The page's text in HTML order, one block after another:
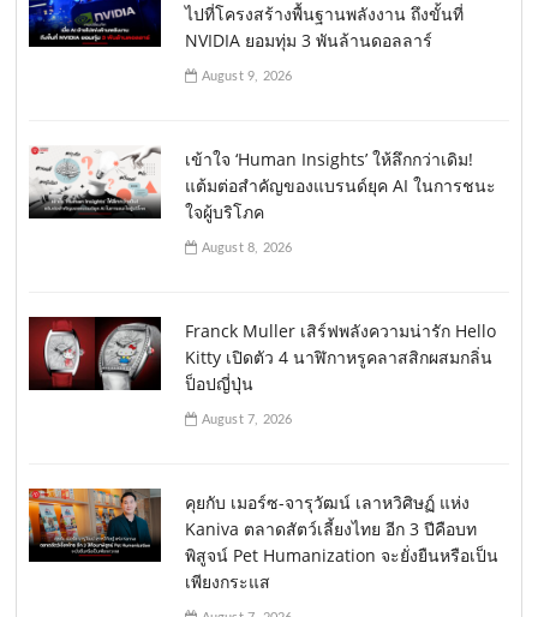
ไปที่โครงสร้างพื้นฐานพลังงาน ถึงขั้นที่
NVIDIA ยอมทุ่ม 3 พันล้านดอลลาร์
August 9, 2026
เข้าใจ ‘Human Insights’ ให้ลึกกว่าเดิม!
แต้มต่อสำคัญของแบรนด์ยุค AI ในการชนะ
ใจผู้บริโภค
August 8, 2026
Franck Muller เสิร์ฟพลังความน่ารัก Hello
Kitty เปิดตัว 4 นาฬิกาหรูคลาสสิกผสมกลิ่น
ป็อปญี่ปุ่น
August 7, 2026
คุยกับ เมอร์ซ-จารุวัฒน์ เลาหวิศิษฏ์ แห่ง
Kaniva ตลาดสัตว์เลี้ยงไทย อีก 3 ปีคือบท
พิสูจน์ Pet Humanization จะยั่งยืนหรือเป็น
เพียงกระแส